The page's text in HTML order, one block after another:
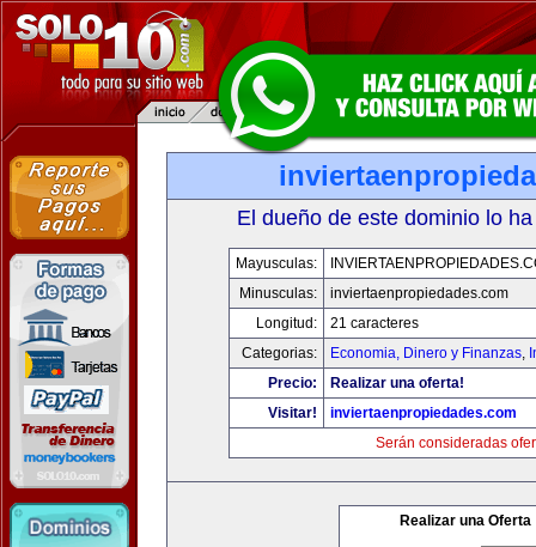
El dueño de este dominio lo
Mayusculas:
Minusculas:
inviertaenpropiedades.com
Longitud:
21 caracteres
Categorias:
Economia, Dinero y Finanzas,
Precio:
Realizar una oferta!
Visitar!
inviertaenpropiedades.com
Serán consideradas
Realizar una Oferta